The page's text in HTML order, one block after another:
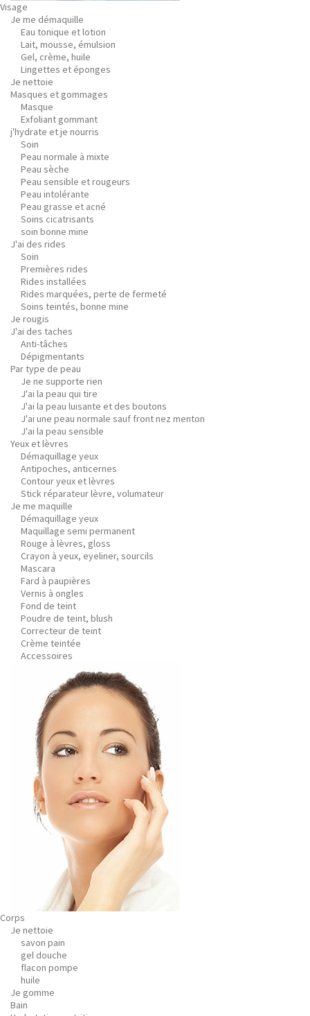
Visage
Je me démaquille
Eau tonique et lotion
Lait, mousse, émulsion
Gel, crème, huile
Lingettes et éponges
Je nettoie
Masques et gommages
Masque
Exfoliant gommant
j'hydrate et je nourris
Soin
Peau normale à mixte
Peau sèche
Peau sensible et rougeurs
Peau intolérante
Peau grasse et acné
Soins cicatrisants
soin bonne mine
J'ai des rides
Soin
Premières rides
Rides installées
Rides marquées, perte de fermeté
Soins teintés, bonne mine
Je rougis
J'ai des taches
Anti-tâches
Dépigmentants
Par type de peau
Je ne supporte rien
J'ai la peau qui tire
J'ai la peau luisante et des boutons
J'ai une peau normale sauf front nez menton
J'ai la peau sensible
Yeux et lèvres
Démaquillage yeux
Antipoches, anticernes
Contour yeux et lèvres
Stick réparateur lèvre, volumateur
Je me maquille
Démaquillage yeux
Maquillage semi permanent
Rouge à lèvres, gloss
Crayon à yeux, eyeliner, sourcils
Mascara
Fard à paupières
Vernis à ongles
Fond de teint
Poudre de teint, blush
Correcteur de teint
Crème teintée
Accessoires
Corps
Je nettoie
savon pain
gel douche
flacon pompe
huile
Je gomme
Bain